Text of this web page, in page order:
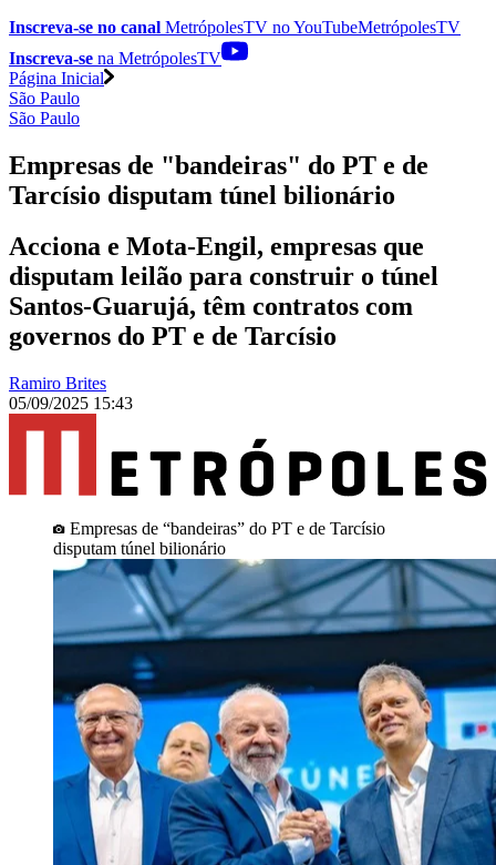
Inscreva-se no canal MetrópolesTV noYouTubeMetrópolesTV
Inscreva-se na MetrópolesTV
Página Inicial
São Paulo
São Paulo
Empresas de "bandeiras" do PT e de
Tarcísio disputam túnel bilionário
Acciona e Mota-Engil, empresas que
disputam leilão para construir o túnel
Santos-Guarujá, têm contratos com
governos do PT e de Tarcísio
Ramiro Brites
05/09/2025 15:43
Empresas de “bandeiras” do PT e de Tarcísio
disputam túnel bilionário